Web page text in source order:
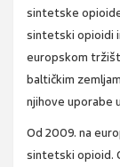
sintetske
sintetski opioidi
europskom
baltičkim
njihove uporabe
Od 2009. na
sintetski opioid.